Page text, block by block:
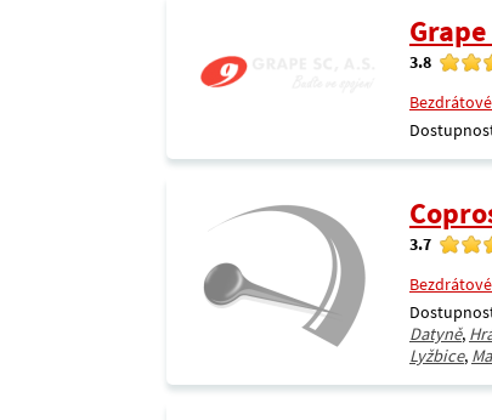
Grape
3.8
3.7
Datyně,
Lyžbice,